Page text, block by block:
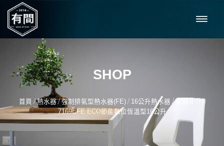
SHOP
首頁 /熱水器/強制排氣型熱水器(FE)/ 16公升熱水器 /莊頭北TH-
7169EFE ECO節能數位恆溫型16公升